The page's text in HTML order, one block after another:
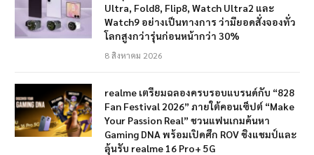
Ultra, Fold8, Flip8, Watch Ultra2 และ
Watch9 อย่างเป็นทางการ ว่ามียอดสั่งจองทั่ว
โลกสูงกว่ารุ่นก่อนหน้ากว่า 30%
8 สิงหาคม 2026
realme เตรียมฉลองครบรอบแบรนด์กับ “828
Fan Festival 2026” ภายใต้คอนเซ็ปต์ “Make
Your Passion Real” ชวนแฟนเกมค้นหา
Gaming DNA พร้อมเปิดศึก ROV ชิงแชมป์และ
ลุ้นรับ realme 16 Pro+ 5G